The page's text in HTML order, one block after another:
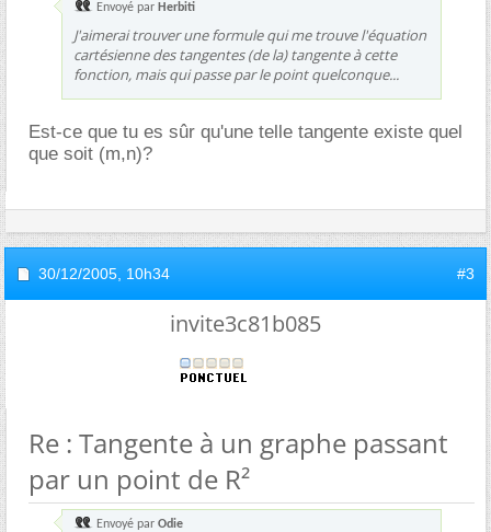
Envoyé par Herbiti
J'aimerai trouver une formule qui me trouve l'équation
cartésienne des tangentes (de la) tangente à cette
fonction, mais qui passe par le point quelconque...
Est-ce que tu es sûr qu'une telle tangente existe quel
que soit (m,n)?
30/12/2005, 10h34 #3
invite3c81b085
Re : Tangente à un graphe passant
par un point de R²
Envoyé par Odie